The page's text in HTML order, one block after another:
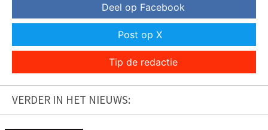
Deel op Facebook
Post op X
Tip de redactie
VERDER IN HET NIEUWS: